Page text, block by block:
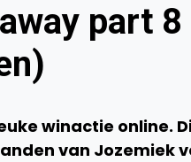
part
winactie online.
van Jozemiek